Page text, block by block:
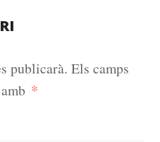
publicarà. Els camps
*